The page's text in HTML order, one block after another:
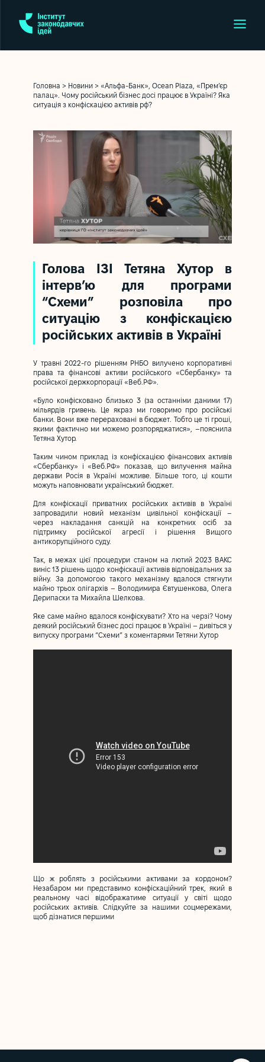
Головна > Новини > «Альфа-Банк», Ocean Plaza, «Прем’єр
палац». Чому російський бізнес досі працює в Україні? Яка
ситуація з конфіскацією активів рф?
Голова ІЗІ Тетяна Хутор в
інтерв’ю для програми
“Схеми” розповіла про
ситуацію з конфіскацією
російських активів в Україні
У травні 2022-го рішенням РНБО вилучено корпоративні
права та фінансові активи російського «Сбербанку»‎ та
російської держкорпорації «Веб.РФ»‎.
«Було конфісковано близько 3 (за останніми даними 17)
мільярдів гривень. Це якраз ми говоримо про російські
банки. Вони вже перераховані в бюджет. Тобто це ті гроші,
якими фактично ми можемо розпоряджатися», –пояснила
Тетяна Хутор.
Таким чином приклад із конфіскацією фінансових активів
«Сбербанку» і «Веб.РФ» показав, що вилучення майна
держави Росія в Україні можливе. Більше того, ці кошти
можуть наповнювати український бюджет.
Для конфіскації приватних російських активів в Україні
запровадили новий механізм цивільної конфіскації –
через накладання санкцій на конкретних осіб за
підтримку російської агресії і рішення Вищого
антикорупційного суду.
Так, в межах цієї процедури станом на лютий 2023 ВАКС
виніс 13 рішень щодо конфіскації активів відповідальних за
війну. За допомогою такого механізму вдалося стягнути
майно трьох олігархів – Володимира Євтушенкова, Олега
Дерипаски та Михайла Шелкова.
Яке саме майно вдалося конфіскувати? Хто на черзі? Чому
деякий російський бізнес досі працює в Україні – дивіться у
випуску програми “Схеми” з коментарями Тетяни Хутор
Що ж роблять з російськими активами за кордоном?
Незабаром ми представимо конфіскаційний трек, який в
реальному часі відображатиме ситуації у світі щодо
російських активів. Слідкуйте за нашими соцмережами,
щоб дізнатися першими